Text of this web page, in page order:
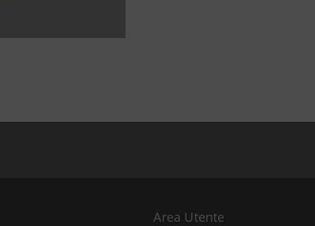
Area Utente